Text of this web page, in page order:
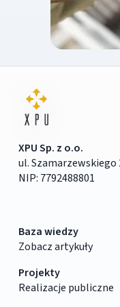
XPU Sp. z o.o.
ul. Szamarzewskiego
NIP: 7792488801
Baza wiedzy
Zobacz artykuły
Projekty
Realizacje publiczne